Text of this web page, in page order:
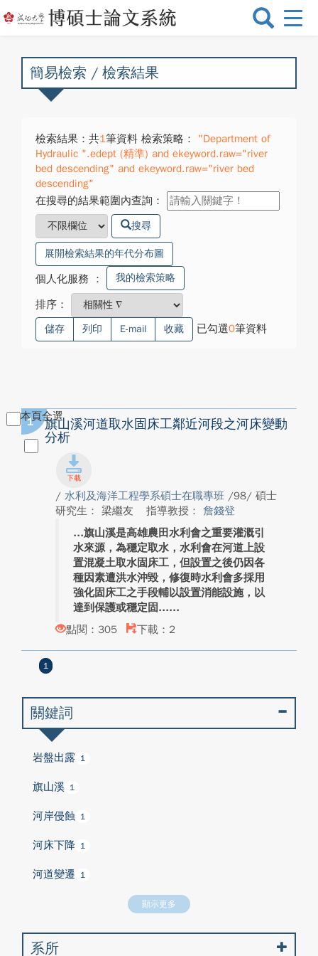
選
換
簡易檢索 / 檢索結果
檢索結果：共1筆資料 檢索策略：
"Department of
Hydraulic ".edept (精準) and ekeyword.raw="river
bed descending" and ekeyword.raw="river bed
descending"
在搜尋的結果範圍內查詢：
搜尋
展開檢索結果的年代分布圖
個人化服務 ： 我的檢索策略
排序：
儲存 列印 E-mail 收藏 已勾選0筆資料
本頁全選
1
旗山溪河道取水固床工鄰近河段之河床變動
分析
/ 水利及海洋工程學系碩士在職專班 /98/ 碩士
研究生： 梁繼友
指導教授： 詹錢登
旗山溪是高雄農田水利會之重要灌溉引
水來源，為穩定取水，水利會在河道上設
置混凝土取水固床工，但設置之後仍因各
種因素遭洪水沖毀，修復時水利會多採用
強化固床工之手段輔以設置消能設施，以
達到保護或穩定固...
點閱：305
下載：2
1
關鍵詞
岩盤出露 1
旗山溪 1
河岸侵蝕 1
河床下降 1
河道變遷 1
顯示更多
系所